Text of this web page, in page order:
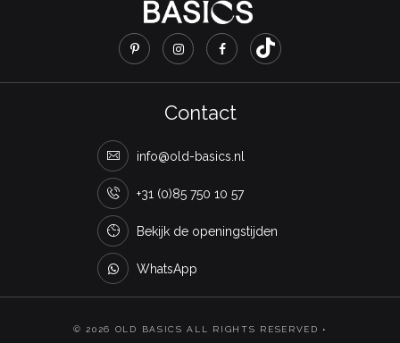
Contact
info@old-basics.nl
+31 (0)85 750 10 57
Bekijk de openingstijden
WhatsApp
© 2026 OLD BASICS ALL RIGHTS RESERVED •